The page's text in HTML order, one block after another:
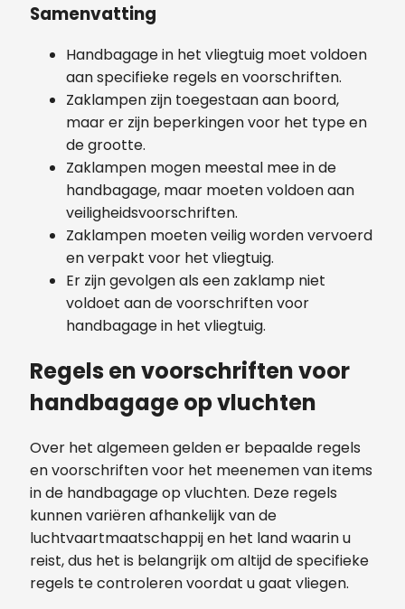
Samenvatting
Handbagage in het vliegtuig moet voldoen
aan specifieke regels en voorschriften.
Zaklampen zijn toegestaan aan boord,
maar er zijn beperkingen voor het type en
de grootte.
Zaklampen mogen meestal mee in de
handbagage, maar moeten voldoen aan
veiligheidsvoorschriften.
Zaklampen moeten veilig worden vervoerd
en verpakt voor het vliegtuig.
Er zijn gevolgen als een zaklamp niet
voldoet aan de voorschriften voor
handbagage in het vliegtuig.
Regels en voorschriften voor
handbagage op vluchten
Over het algemeen gelden er bepaalde regels
en voorschriften voor het meenemen van items
in de handbagage op vluchten. Deze regels
kunnen variëren afhankelijk van de
luchtvaartmaatschappij en het land waarin u
reist, dus het is belangrijk om altijd de specifieke
regels te controleren voordat u gaat vliegen.